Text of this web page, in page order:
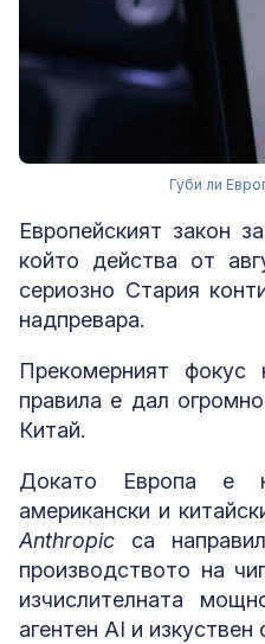
Губи ли
Европейският закон
който действа от
сериозно Стария
надпревара.
Прекомерният
правила е дал
Китай.
Докато Европа е
американски и
Anthropic са
производството на
изчислителната
агентен AI и